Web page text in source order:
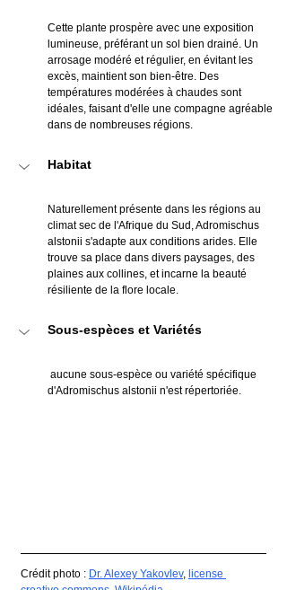
Cette plante prospère avec une exposition
lumineuse, préférant un sol bien drainé. Un
arrosage modéré et régulier, en évitant les
excès, maintient son bien-être. Des
températures modérées à chaudes sont
idéales, faisant d'elle une compagne agréable
dans de nombreuses régions.
Habitat
Naturellement présente dans les régions au
climat sec de l'Afrique du Sud, Adromischus
alstonii s'adapte aux conditions arides. Elle
trouve sa place dans divers paysages, des
plaines aux collines, et incarne la beauté
résiliente de la flore locale.
Sous-espèces et Variétés
d'Adromischus alstonii n'est répertoriée.
Crédit photo : Dr. Alexey Yakovlev, license